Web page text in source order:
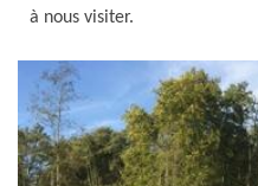
à nous visiter.